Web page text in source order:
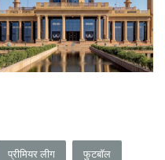
प्रीमियर लीग फुटबॉल